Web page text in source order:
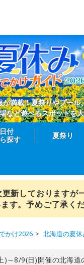
が満載！夏祭りやプール
など遊べるスポットを
日付
探す
夏祭り
新しておりますが
す。予めご了承くだ
かけ2026 北海道の夏
)～8/9(日)開催の北海道